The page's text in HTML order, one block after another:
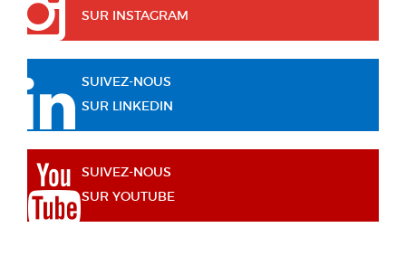
SUR INSTAGRAM
SUIVEZ-NOUS
SUR LINKEDIN
SUIVEZ-NOUS
SUR YOUTUBE